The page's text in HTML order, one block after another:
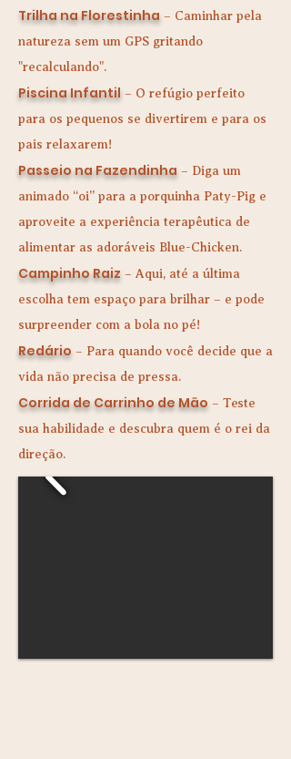
Trilha na Florestinha – Caminhar pela
natureza sem um GPS gritando
"recalculando".
Piscina Infantil – O refúgio perfeito
para os pequenos se divertirem e para os
pais relaxarem!
Passeio na Fazendinha – Diga um
animado “oi” para a porquinha Paty-Pig e
aproveite a experiência terapêutica de
alimentar as adoráveis Blue-Chicken.
Campinho Raiz – Aqui, até a última
escolha tem espaço para brilhar – e pode
surpreender com a bola no pé!
Redário – Para quando você decide que a
vida não precisa de pressa.
Corrida de Carrinho de Mão – Teste
sua habilidade e descubra quem é o rei da
direção.